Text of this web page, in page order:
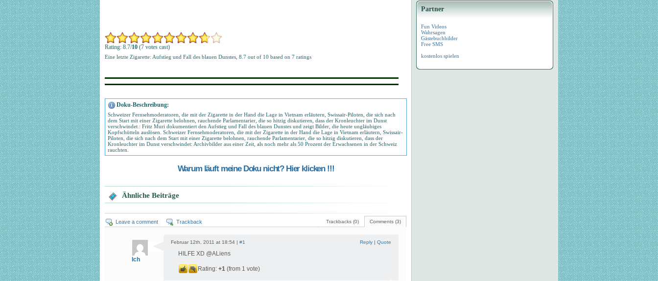
Rating: 8.7/10 (7 votes cast)
Eine letzte Zigarette: Aufstieg und Fall des blauen Dunstes 8.7 out of 10 based on 7 ratings
Doku-Beschreibung:
Schweizer Fernsehmoderatoren, die mit der Zigarette in der Hand die Lage in Vietnam erläutern, Swissair-Piloten, die sich nach
dem Start mit einer Zigarette belohnen, rauchende Parlamentarier, die so hitzig diskutieren, dass der Kronleuchter im Dunst
verschwindet.: Fritz Muri dokumentiert den Aufstieg und Fall des blauen Dunstes und zeigt Bilder, die heute ungläubiges
Kopfschütteln auslösen. Schweizer Fernsehmoderatoren, die mit der Zigarette in der Hand die Lage in Vietnam erläutern, Swissair-
Piloten, die sich nach dem Start mit einer Zigarette belohnen, rauchende Parlamentarier, die so hitzig diskutieren, dass der
Kronleuchter im Dunst verschwindet: Archivbilder aus einer Zeit, als noch mehr als 50 Prozent der Erwachsenen in der Schweiz
rauchten.
Warum läuft meine Doku nicht? Hier klicken !!!
Ähnliche Beiträge
Comments (3)
Trackbacks (0)
Leave a comment Trackback
Ich
Februar 12th, 2011 at 18:54 | #1 Reply | Quote
HILFE XD @ALiens
Rating: +1 (from 1 vote)
Partner
Fun Videos
Wahrsagen
Gästebuchbilder
Free SMS
kostenlos spielen